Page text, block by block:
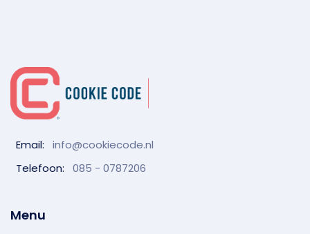
Email:
info@cookiecode.nl
Telefoon:
085 - 0787206
Menu